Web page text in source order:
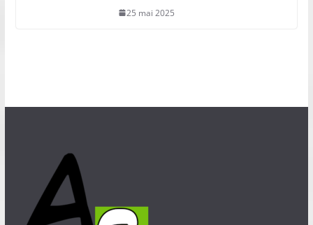
25 mai 2025